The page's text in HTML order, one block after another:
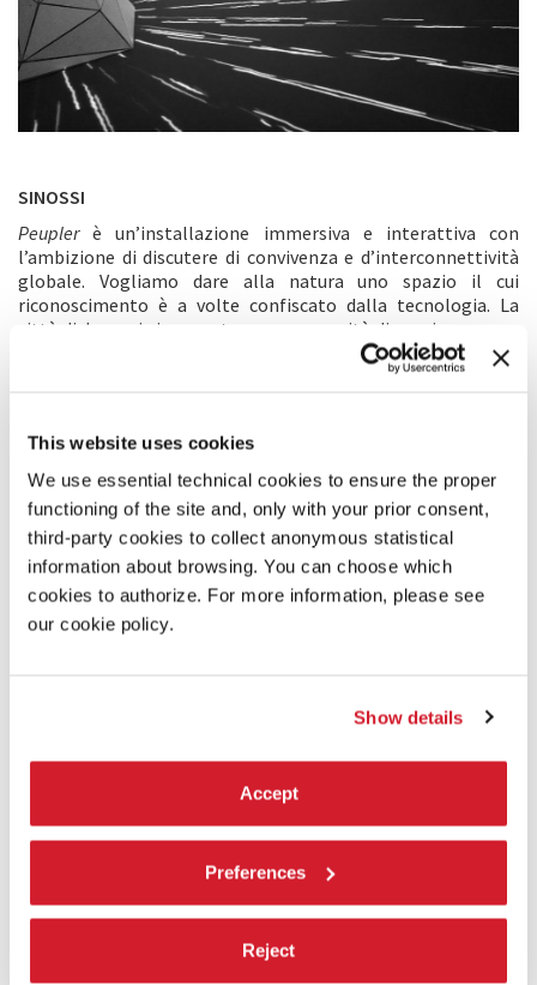
This website uses cookies
We use essential technical cookies to ensure the proper
functioning of the site and, only with your prior consent,
third-party cookies to collect anonymous statistical
information about browsing. You can choose which
cookies to authorize. For more information, please see
our cookie policy.
Show details
Accept
Preferences
Reject
SINOSSI
Peuplerè un’installazione immersiva e interattiva con
l’ambizione di discutere di convivenza e d’interconnettività
globale. Vogliamo dare alla natura uno spazio il cui
riconoscimento è a volte confiscato dalla tecnologia. La
città di domani si presenta come necessità di convivenza con
la natura, con la tecnologia come custode.
Lo scopo di quest’installazione è vedere e sentire il punto di
testimone dei miglioramenti ecologici che desidera vedere.
In secondo luogo, interagendoci, nutriamo l’albero con la
nostra presenza. E parliamo della nostra interconnettività.
DICHIARAZIONE DEGLI AUTORI
Il popolamento è il modo di occupare lo spazio. Il
popolamento è un diritto fondamentale. Il popolamento